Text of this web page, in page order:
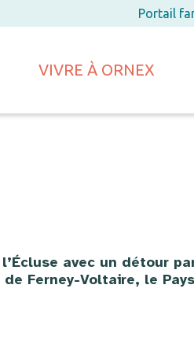
Portail
VIVRE À ORNEX
avec un détour
Ferney-Voltaire, le